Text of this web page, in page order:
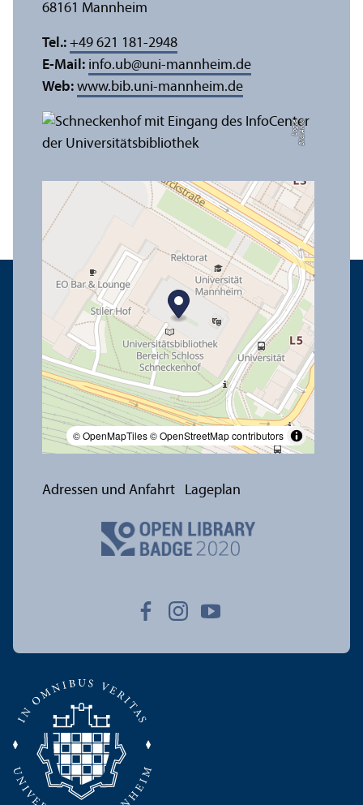
Bil
d:
A
n
n
a
L
o
g
u
e
© OpenMapTiles© OpenStreetMap contributors
68161 Mannheim
Tel.: +49 621 181-2948
E-Mail: info.ub@uni-mannheim.de
Web: www.bib.uni-mannheim.de
Adressen und Anfahrt Lageplan